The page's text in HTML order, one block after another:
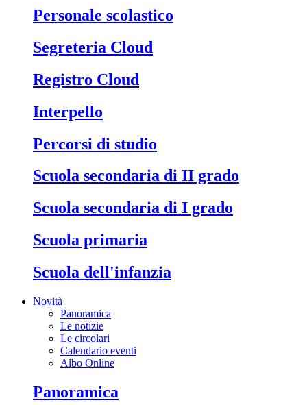
Personale scolastico
Segreteria Cloud
Registro Cloud
Interpello
Percorsi di studio
Scuola secondaria di II grado
Scuola secondaria di I grado
Scuola primaria
Scuola dell'infanzia
Novità
Panoramica
Le notizie
Le circolari
Calendario eventi
Albo Online
Panoramica